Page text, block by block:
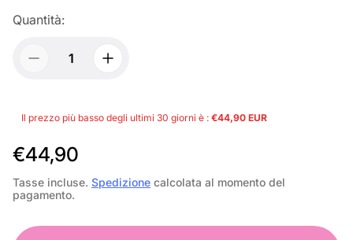
Quantità:
Il prezzo più basso degli ultimi 30 giorni è : €44,90 EUR
P
r
e
z
€44,90
Tasse incluse. Spedizione calcolata al momento del
pagamento.